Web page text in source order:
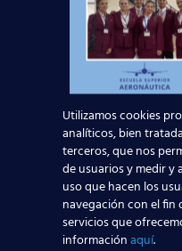
Curso:
Centro:
Utilizamos cookies
analíticos, bien
terceros, que nos
de usuarios y medir y
uso que hacen los
navegación con el fin
servicios que
informaciónaquí.